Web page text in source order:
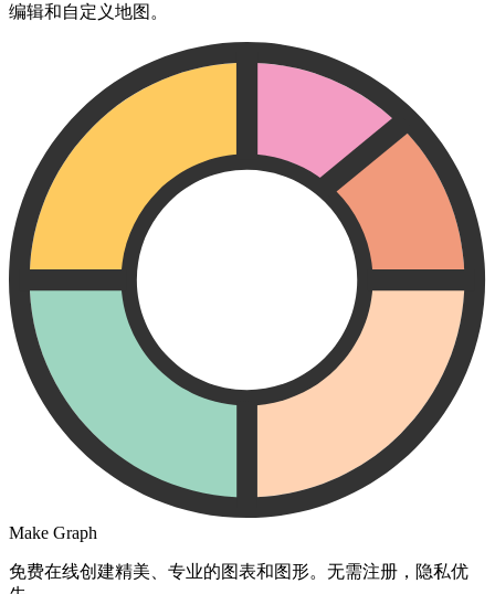
编辑和自定义地图。
Make Graph
免费在线创建精美、专业的图表和图形。无需注册，隐私优